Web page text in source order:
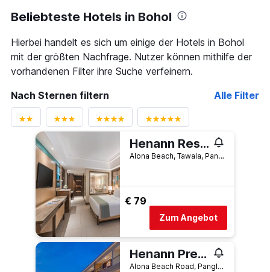
Beliebteste Hotels in Bohol
Hierbei handelt es sich um einige der Hotels in Bohol
mit der größten Nachfrage. Nutzer können mithilfe der
vorhandenen Filter ihre Suche verfeinern.
Nach Sternen filtern
Alle Filter
Henann Resort Alona Beach
Alona Beach, Tawala, Panglao, Philippinen
€ 79
Zum Angebot
Henann Premier Coast Resort
Alona Beach Road, Panglao, Philippinen